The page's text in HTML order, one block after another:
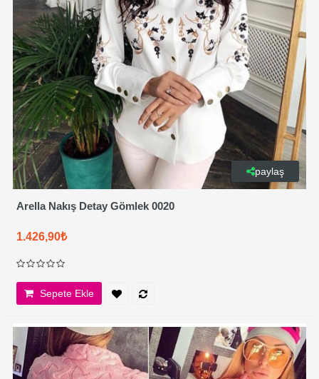
paylaş
Arella Nakış Detay Gömlek 0020
1.426,90₺
Sepete Ekle